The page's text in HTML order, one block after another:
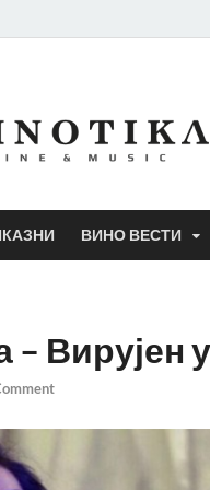
ВИНО ВЕСТИ
Вирујен